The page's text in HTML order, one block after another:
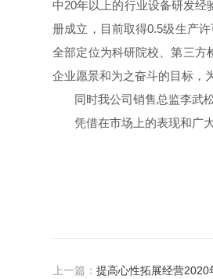
中20年以上的行业设备研发经
册成立，目前取得0.5级生产
全部定位为科研院校、第三方
企业愿景和为之奋斗的目标，
同时我公司销售总监李武
凭借在市场上的表现和广
上一篇：提高心性拓展经营2020